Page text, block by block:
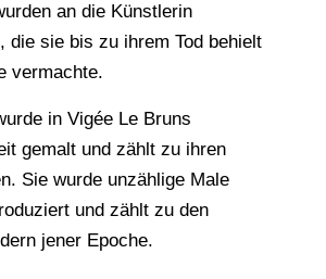
an die Künstlerin
die sie bis zu ihrem Tod behielt
vermachte.
in Vigée Le Bruns
gemalt und zählt zu ihren
Sie wurde unzählige Male
und zählt zu den
jener Epoche.